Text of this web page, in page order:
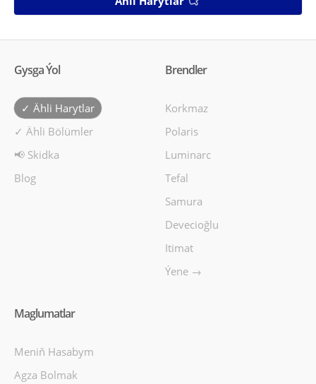
Gysga Ýol
✓ Ähli Harytlar
✓ Ähli Bölümler
📢 Skidka
Blog
Brendler
Korkmaz
Polaris
Luminarc
Tefal
Samura
Devecioğlu
Itimat
Ýene →
Maglumatlar
Meniň Hasabym
Agza Bolmak